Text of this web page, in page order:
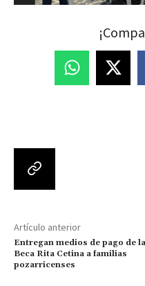
Artículo anterior
Entregan medios de pago de la
Beca Rita Cetina a familias
pozarricenses